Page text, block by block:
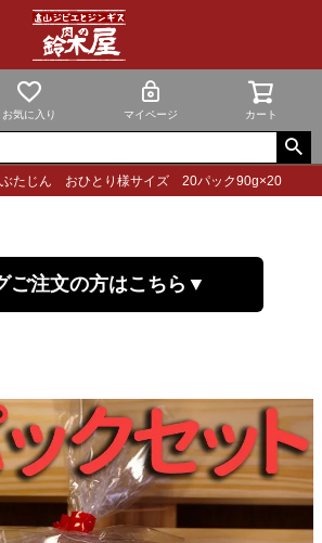
お気に入り マイページ カート
たじん おひとり様サイズ 20パック90g×20
ご注文の方はこちら▼